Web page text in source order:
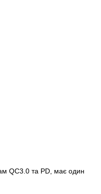
QC3.0 та PD, має один